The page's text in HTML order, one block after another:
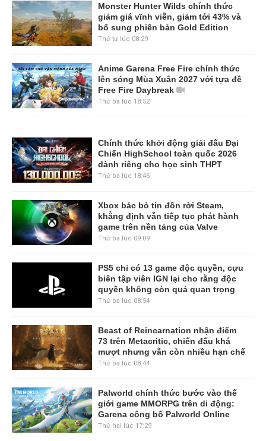
Monster Hunter Wilds chính thức
giảm giá vĩnh viễn, giảm tới 43% và
bổ sung phiên bản Gold Edition
Thứ tư lúc 08:29
Anime Garena Free Fire chính thức
lên sóng Mùa Xuân 2027 với tựa đề
Free Fire Daybreak
Thứ ba lúc 18:52
Chính thức khởi động giải đấu Đại
Chiến HighSchool toàn quốc 2026
dành riêng cho học sinh THPT
Thứ ba lúc 18:46
Xbox bác bỏ tin đồn rời Steam,
khẳng định vẫn tiếp tục phát hành
game trên nền tảng của Valve
Thứ ba lúc 09:09
PS5 chỉ có 13 game độc quyền, cựu
biên tập viên IGN lại cho rằng độc
quyền không còn quá quan trọng
Thứ ba lúc 08:54
Beast of Reincarnation nhận điểm
73 trên Metacritic, chiến đấu khá
mượt nhưng vẫn còn nhiều hạn chế
Thứ ba lúc 08:44
Palworld chính thức bước vào thế
giới game MMORPG trên di động:
Garena công bố Palworld Online
Thứ hai lúc 17:29